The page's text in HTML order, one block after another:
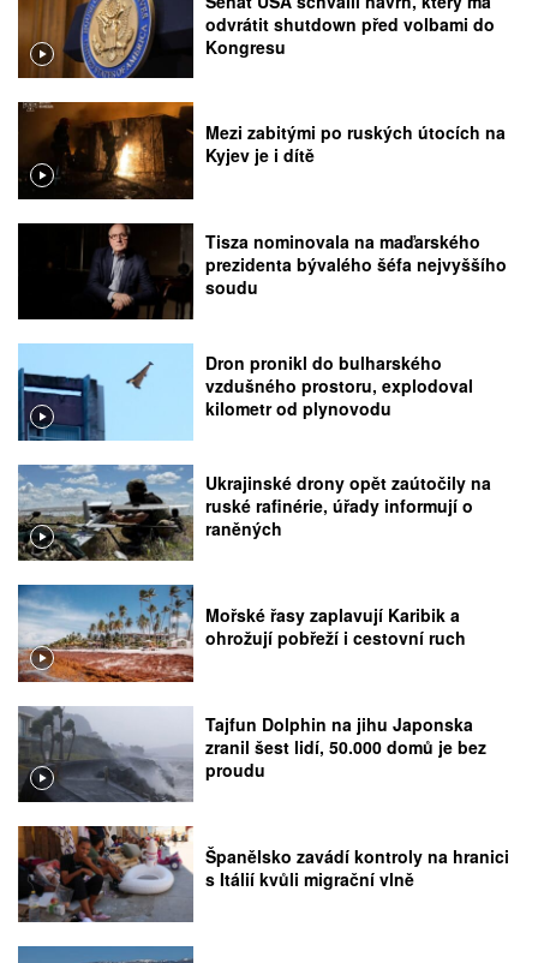
odvrátit shutdown před volbami do
Kongresu
Mezi zabitými po ruských útocích na
Kyjev je i dítě
Tisza nominovala na maďarského
prezidenta bývalého šéfa nejvyššího
soudu
Dron pronikl do bulharského
vzdušného prostoru, explodoval
kilometr od plynovodu
Ukrajinské drony opět zaútočily na
ruské rafinérie, úřady informují o
raněných
Mořské řasy zaplavují Karibik a
ohrožují pobřeží i cestovní ruch
Tajfun Dolphin na jihu Japonska
zranil šest lidí, 50.000 domů je bez
proudu
Španělsko zavádí kontroly na hranici
s Itálií kvůli migrační vlně